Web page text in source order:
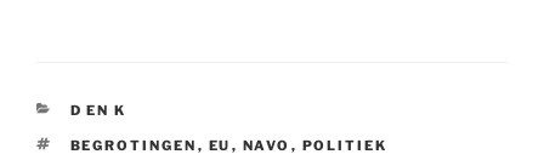
CATEGORIEËN
D EN K
TAGS
BEGROTINGEN , EU , NAVO , POLITIEK